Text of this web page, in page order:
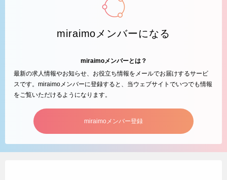
miraimoメンバーになる
miraimoメンバーとは？
最新の求人情報やお知らせ、お役立ち情報をメールでお届けするサービ
スです。miraimoメンバーに登録すると、当ウェブサイトでいつでも情報
をご覧いただけるようになります。
miraimoメンバー登録